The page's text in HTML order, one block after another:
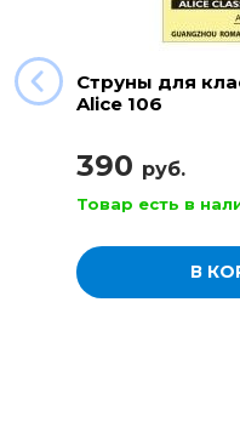
Струны для
Alice 106
390 руб.
Товар есть в
В